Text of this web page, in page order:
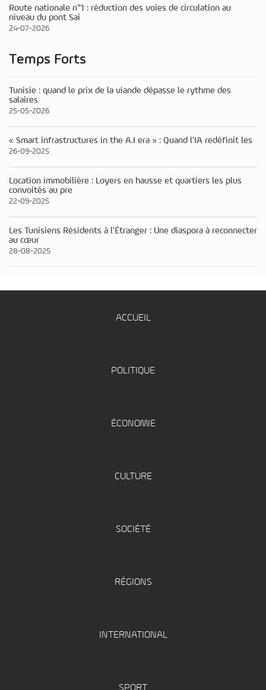
Route nationale n°1 : réduction des voies de circulation au
niveau du pont Sai
24-07-2026
Temps Forts
Tunisie : quand le prix de la viande dépasse le rythme des
salaires
25-05-2026
« Smart infrastructures in the A.I era » : Quand l’IA redéfinit les
26-09-2025
Location immobilière : Loyers en hausse et quartiers les plus
convoités au pre
22-09-2025
Les Tunisiens Résidents à l’Étranger : Une diaspora à reconnecter
au cœur
28-08-2025
ACCUEIL
POLITIQUE
ÉCONOMIE
CULTURE
SOCIÉTÉ
RÉGIONS
INTERNATIONAL
SPORT